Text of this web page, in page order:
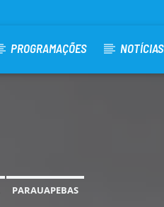
PROGRAMAÇÕES NOTÍCIAS
PARAUAPEBAS